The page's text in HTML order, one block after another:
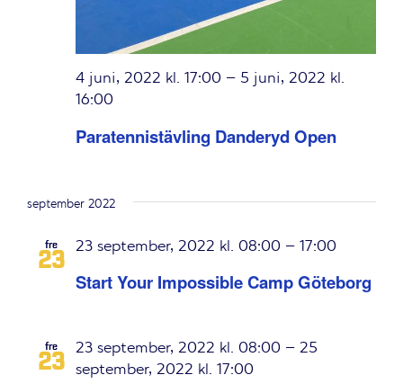
Paratennistävling Danderyd Open
4 juni, 2022 kl. 17:00 – 5 juni, 2022 kl.
16:00
september 2022
fre
23
Start Your Impossible Camp Göteborg
23 september, 2022 kl. 08:00 – 17:00
fre
23
23 september, 2022 kl. 08:00 – 25
september, 2022 kl. 17:00